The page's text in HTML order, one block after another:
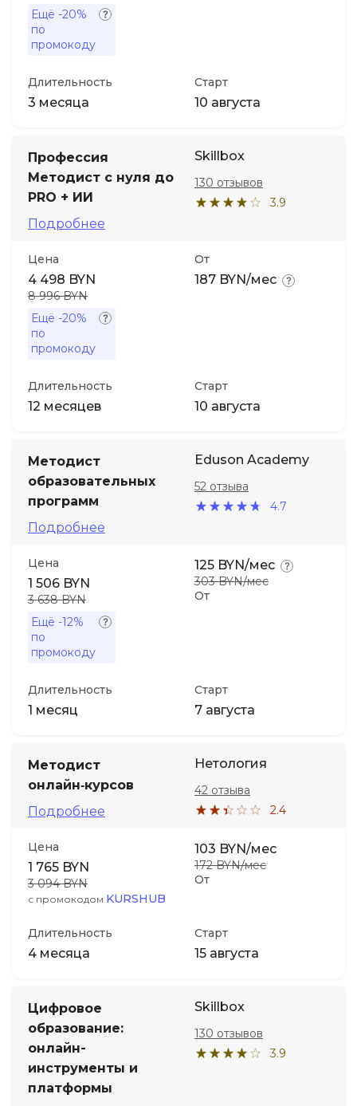
Ещё -20%
по
промокоду
Длительность
3 месяца
Старт
10 августа
Профессия
Методист с нуля до
PRO + ИИ
Подробнее
Skillbox
3.9
130 отзывов
Цена
4 498 BYN
8 996 BYN
Ещё -20%
по
промокоду
От
187 BYN/мес
Длительность
12 месяцев
Старт
10 августа
Методист
образовательных
программ
Подробнее
Eduson Academy
4.7
52 отзыва
Цена
1 506 BYN
3 638 BYN
Ещё -12%
по
промокоду
От
125 BYN/мес
303 BYN/мес
Длительность
1 месяц
Старт
7 августа
Методист
онлайн‑курсов
Подробнее
Нетология
2.4
42 отзыва
Цена
1 765 BYN
3 094 BYN
с промокодом KURSHUB
От
103 BYN/мес
172 BYN/мес
Длительность
4 месяца
Старт
15 августа
Цифровое
образование:
онлайн-
инструменты и
платформы
Skillbox
3.9
130 отзывов
Акции и промокоды